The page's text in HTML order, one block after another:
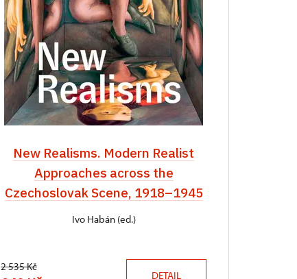
New Realisms. Modern Realist
Approaches across the
Czechoslovak Scene, 1918–1945
Ivo Habán (ed.)
2 535 Kč
DETAIL